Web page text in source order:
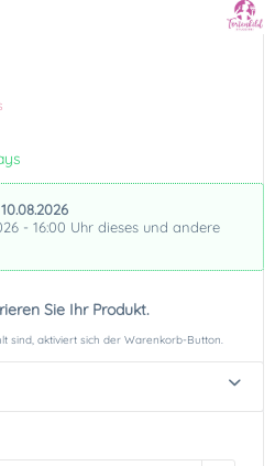
- 16:00 Uhr dieses und andere
Sie Ihr Produkt.
sind, aktiviert sich der Warenkorb-Button.